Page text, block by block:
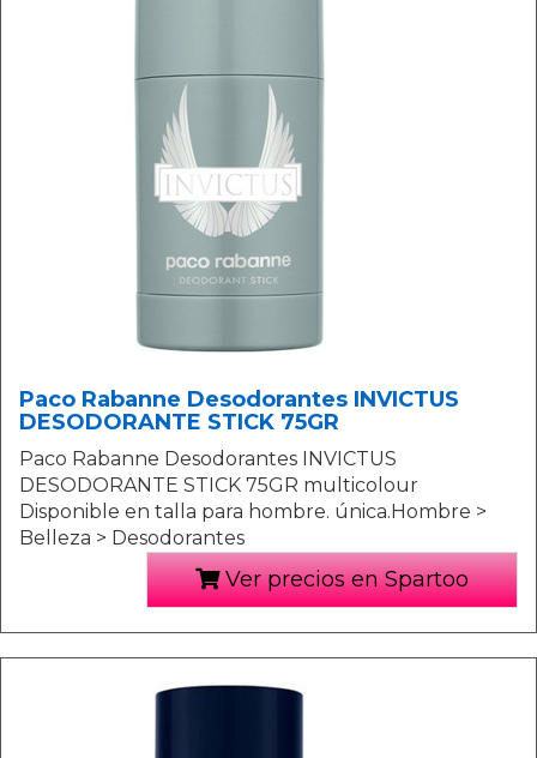
Paco Rabanne Desodorantes INVICTUS
DESODORANTE STICK 75GR
Paco Rabanne Desodorantes INVICTUS
DESODORANTE STICK 75GR multicolour
Disponible en talla para hombre. única.Hombre >
Belleza > Desodorantes
Ver precios en Spartoo